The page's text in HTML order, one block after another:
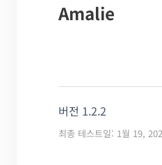
Amalie
버전 1.2.2
최종 테스트일: 1월 19,